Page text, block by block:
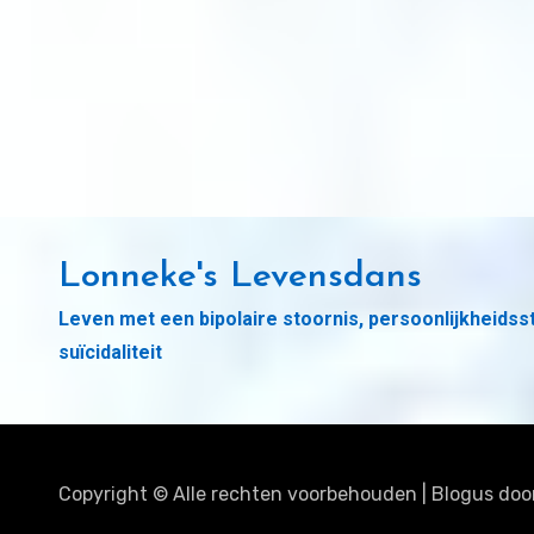
Lonneke's Levensdans
Leven met een bipolaire stoornis,
suïcidaliteit
Copyright © Alle rechten voorbehouden Blogus